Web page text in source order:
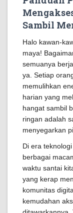
Sambil
Halo kawan-
maya!
semuanya
ya. Setiap
memulihkan
harian yang
hangat sambil
ringan adalah
menyegarkan
Di era
berbagai
waktu santai
yang kerap
komunitas
kemudahan